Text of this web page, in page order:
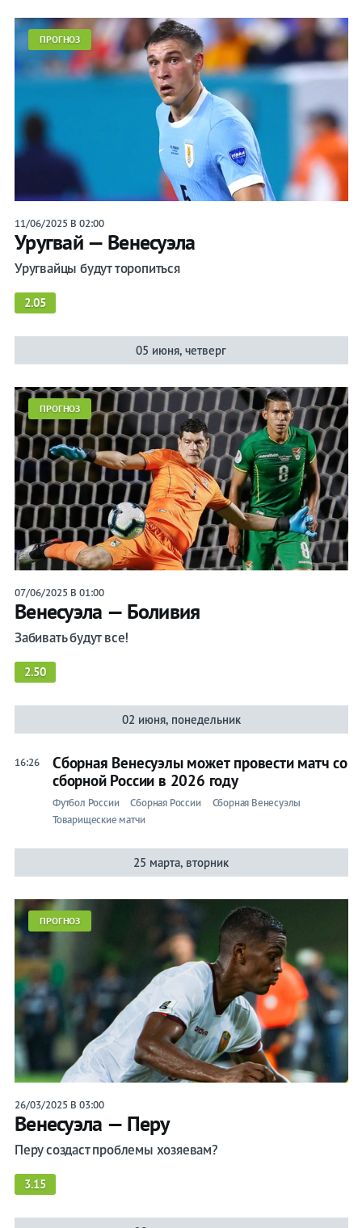
ПРОГНОЗ
11/06/2025 В 02:00
Уругвай — Венесуэла
Уругвайцы будут торопиться
2.05
05 июня, четверг
ПРОГНОЗ
07/06/2025 В 01:00
Венесуэла — Боливия
Забивать будут все!
2.50
02 июня, понедельник
16:26
Сборная Венесуэлы может провести матч со
сборной России в 2026 году
Футбол России Сборная России
Сборная Венесуэлы
Товарищеские матчи
25 марта, вторник
ПРОГНОЗ
26/03/2025 В 03:00
Венесуэла — Перу
Перу создаст проблемы хозяевам?
3.15